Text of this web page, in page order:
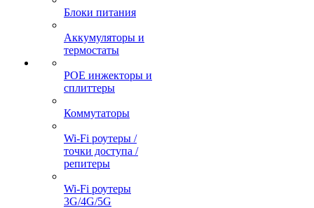
Блоки питания
Аккумуляторы и
термостаты
POE инжекторы и
сплиттеры
Коммутаторы
Wi-Fi роутеры /
точки доступа /
репитеры
Wi-Fi роутеры
3G/4G/5G